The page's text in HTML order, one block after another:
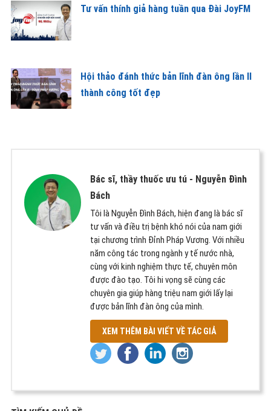
Tư vấn thính giả hàng tuần qua Đài JoyFM
Hội thảo đánh thức bản lĩnh đàn ông lần II
thành công tốt đẹp
Bác sĩ, thầy thuốc ưu tú - Nguyễn Đình
Bách
Tôi là Nguyễn Đình Bách, hiện đang là bác sĩ
tư vấn và điều trị bệnh khó nói của nam giới
tại chương trình Đỉnh Pháp Vương. Với nhiều
năm công tác trong ngành y tế nước nhà,
cùng với kinh nghiệm thực tế, chuyên môn
được đào tạo. Tôi hi vọng sẽ cùng các
chuyên gia giúp hàng triệu nam giới lấy lại
được bản lĩnh đàn ông của mình.
XEM THÊM BÀI VIẾT VỀ TÁC GIẢ